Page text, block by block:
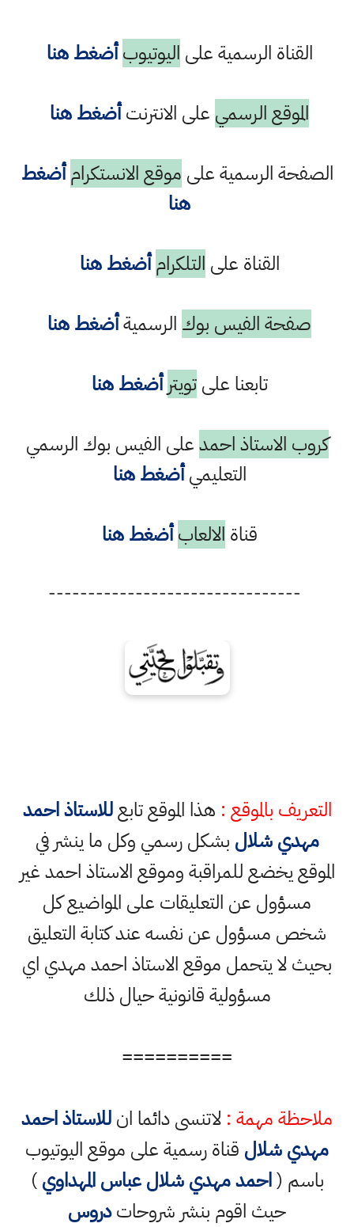
القناة الرسمية على اليوتيوب أضغط هنا
الموقع الرسمي على الانترنتأضغط هنا
الصفحة الرسمية على موقع الانستكرام أضغط
هنا
القناة على التلكرام أضغط هنا
صفحة الفيس بوك الرسميةأضغط هنا
تابعنا علىتويتر أضغط هنا
كروب الاستاذ احمدعلى الفيس بوك الرسمي
التعليميأضغط هنا
قناة الالعاب أضغط هنا
--------------------------------
التعريف بالموقع : هذا الموقع تابعللاستاذ احمد
مهدي شلال بشكل رسمي وكل ما ينشر في
الموقع يخضع للمراقبة وموقع الاستاذ احمد غير
مسؤول عن التعليقات على المواضيع كل
شخص مسؤول عن نفسه عند كتابة التعليق
بحيث لا يتحمل موقع الاستاذ احمد مهدي اي
مسؤولية قانونية حيال ذلك
==========
ملاحظة مهمة : لاتنسى دائما انللاستاذ احمد
مهدي شلال قناة رسمية على موقع اليوتيوب
باسم (احمد مهدي شلال عباس المهداوي)
حيث اقوم بنشر شروحاتدروس